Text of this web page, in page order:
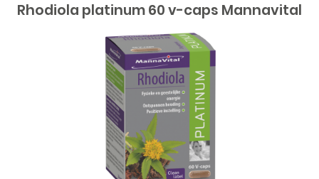
Rhodiola platinum 60 v-caps Mannavital